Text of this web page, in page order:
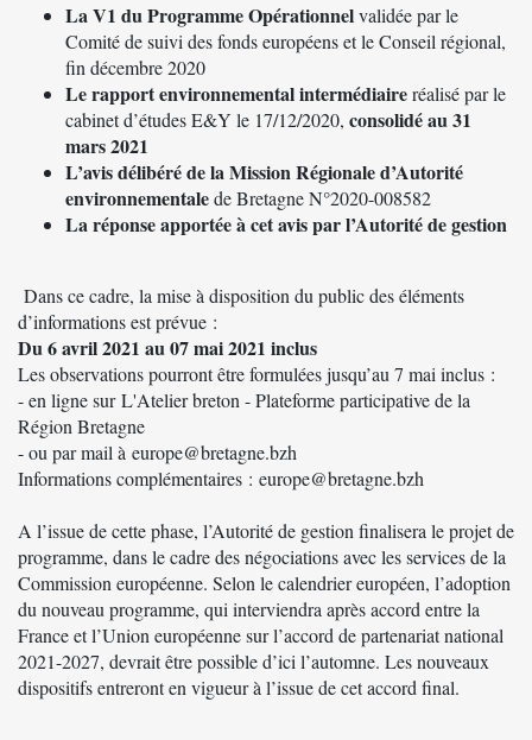
La V1 du Programme Opérationnelvalidée par le
Comité de suivi des fonds européens et le Conseil régional,
fin décembre 2020
Le rapport environnemental intermédiaireréalisé par le
cabinet d’études E&Y le 17/12/2020, consolidé au 31
mars 2021
L’avis délibéré de la Mission Régionale d’Autorité
environnementalede Bretagne N°2020-008582
La réponse apportée à cet avis par l’Autorité de gestion
Dans ce cadre, la mise à disposition du public des éléments
d’informations est prévue :
Du 6 avril 2021 au 07 mai 2021 inclus
Les observations pourront être formulées jusqu’au 7 mai inclus :
- en ligne surL'Atelier breton - Plateforme participative de la
Région Bretagne
- ou par mail à europe@bretagne.bzh
Informations complémentaires : europe@bretagne.bzh
A l’issue de cette phase, l’Autorité de gestion finalisera le projet de
programme, dans le cadre des négociations avec les services de la
Commission européenne. Selon le calendrier européen, l’adoption
du nouveau programme, qui interviendra après accord entre la
France et l’Union européenne sur l’accord de partenariat national
2021-2027, devrait être possible d’ici l’automne. Les nouveaux
dispositifs entreront en vigueur à l’issue de cet accord final.